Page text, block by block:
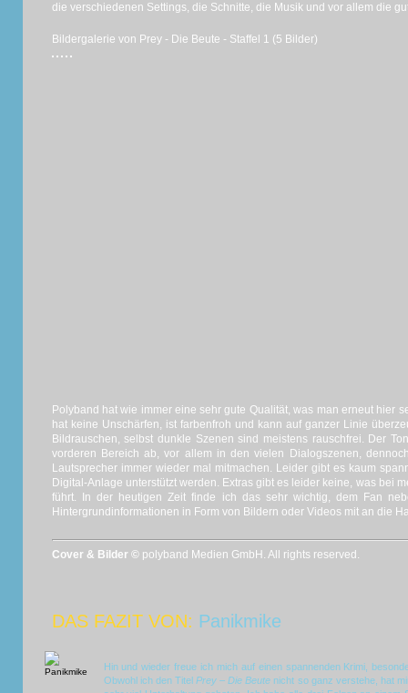
die verschiedenen Settings, die Schnitte, die Musik und vor allem die
Bildergalerie von Prey - Die Beute - Staffel 1 (5 Bilder)
Polyband hat wie immer eine sehr gute Qualität, was man erneut hier
hat keine Unschärfen, ist farbenfroh und kann auf ganzer Linie
Bildrauschen, selbst dunkle Szenen sind meistens rauschfrei. Der
vorderen Bereich ab, vor allem in den vielen Dialogszenen,
Lautsprecher immer wieder mal mitmachen. Leider gibt es kaum
Digital-Anlage unterstützt werden. Extras gibt es leider keine, was bei
führt. In der heutigen Zeit finde ich das sehr wichtig, dem Fan
Hintergrundinformationen in Form von Bildern oder Videos mit an die
Cover & Bilder © polyband Medien GmbH. All rights reserved.
DAS FAZIT VON: Panikmike
Hin und wieder freue ich mich auf einen spannenden Krimi,
Obwohl ich den Titel Prey – Die Beute nicht so ganz verstehe, hat